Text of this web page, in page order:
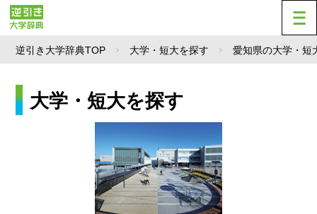
逆引き大学辞典TOP 大学・短大を探す 愛知県の大学・短
大学・短大を探す